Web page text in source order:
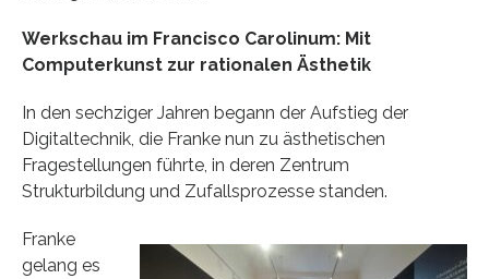
Werkschau im Francisco Carolinum: Mit
Computerkunst zur rationalen Ästhetik
In den sechziger Jahren begann der Aufstieg der
Digitaltechnik, die Franke nun zu ästhetischen
Fragestellungen führte, in deren Zentrum
Strukturbildung und Zufallsprozesse standen.
Franke
gelang es